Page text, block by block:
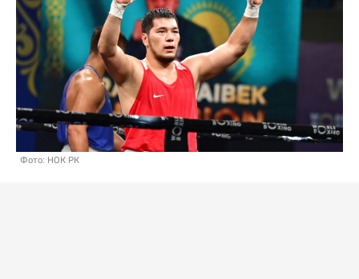
Фото: НОК РК